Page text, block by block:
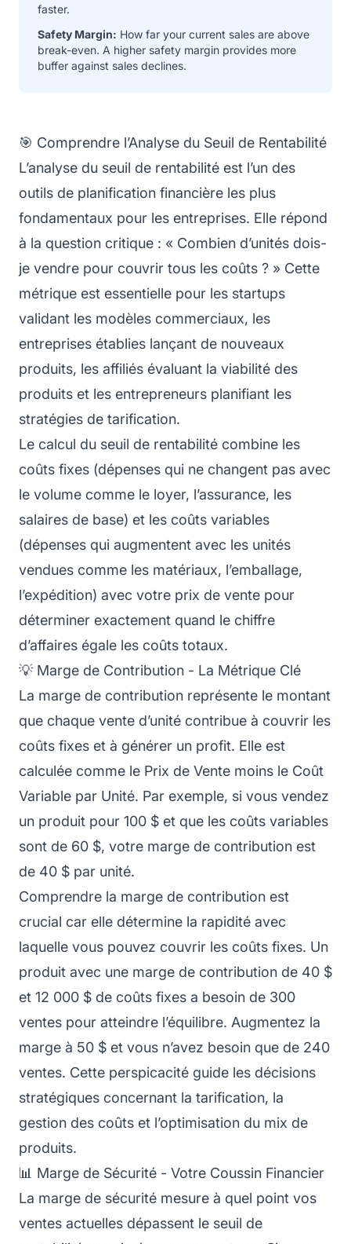
faster.
Safety Margin: How far your current sales are above
break-even. A higher safety margin provides more
buffer against sales declines.
🎯 Comprendre l’Analyse du Seuil de Rentabilité
L’analyse du seuil de rentabilité est l’un des
outils de planification financière les plus
fondamentaux pour les entreprises. Elle répond
à la question critique : « Combien d’unités dois-
je vendre pour couvrir tous les coûts ? » Cette
métrique est essentielle pour les startups
validant les modèles commerciaux, les
entreprises établies lançant de nouveaux
produits, les affiliés évaluant la viabilité des
produits et les entrepreneurs planifiant les
stratégies de tarification.
Le calcul du seuil de rentabilité combine les
coûts fixes (dépenses qui ne changent pas avec
le volume comme le loyer, l’assurance, les
salaires de base) et les coûts variables
(dépenses qui augmentent avec les unités
vendues comme les matériaux, l’emballage,
l’expédition) avec votre prix de vente pour
déterminer exactement quand le chiffre
d’affaires égale les coûts totaux.
💡 Marge de Contribution - La Métrique Clé
La marge de contribution représente le montant
que chaque vente d’unité contribue à couvrir les
coûts fixes et à générer un profit. Elle est
calculée comme le Prix de Vente moins le Coût
Variable par Unité. Par exemple, si vous vendez
un produit pour 100 $ et que les coûts variables
sont de 60 $, votre marge de contribution est
de 40 $ par unité.
Comprendre la marge de contribution est
crucial car elle détermine la rapidité avec
laquelle vous pouvez couvrir les coûts fixes. Un
produit avec une marge de contribution de 40 $
et 12 000 $ de coûts fixes a besoin de 300
ventes pour atteindre l’équilibre. Augmentez la
marge à 50 $ et vous n’avez besoin que de 240
ventes. Cette perspicacité guide les décisions
stratégiques concernant la tarification, la
gestion des coûts et l’optimisation du mix de
produits.
📊 Marge de Sécurité - Votre Coussin Financier
La marge de sécurité mesure à quel point vos
ventes actuelles dépassent le seuil de